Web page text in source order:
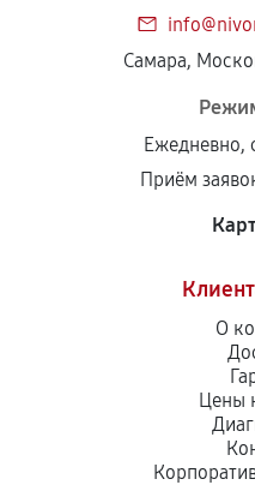
Самара,
Ежедневно,
Приём
О
Цены